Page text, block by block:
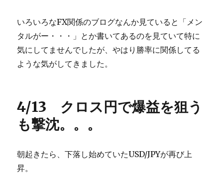
いろいろなFX関係のブログなんか見ていると「メン
タルがー・・・」とか書いてあるのを見ていて特に
気にしてませんでしたが、やはり勝率に関係してる
ような気がしてきました。
4/13 クロス円で爆益を狙う
も撃沈。。。
朝起きたら、下落し始めていたUSD/JPYが再び上
昇。